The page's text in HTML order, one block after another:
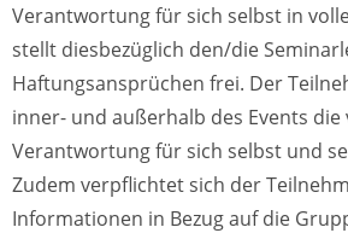
Verantwortung für sich selbst in
stellt diesbezüglich den/die
Haftungsansprüchen frei. Der
inner- und außerhalb des Events
Verantwortung für sich selbst und
Zudem verpflichtet sich der
Informationen in Bezug auf die